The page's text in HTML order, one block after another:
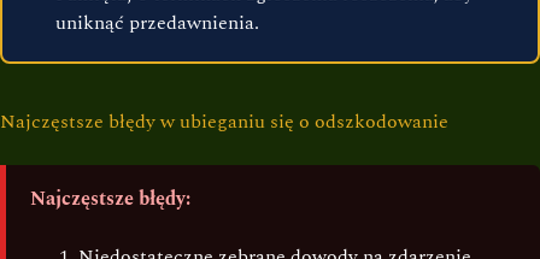
uniknąć przedawnienia.
Najczęstsze błędy w ubieganiu się o odszkodowanie
Najczęstsze błędy: